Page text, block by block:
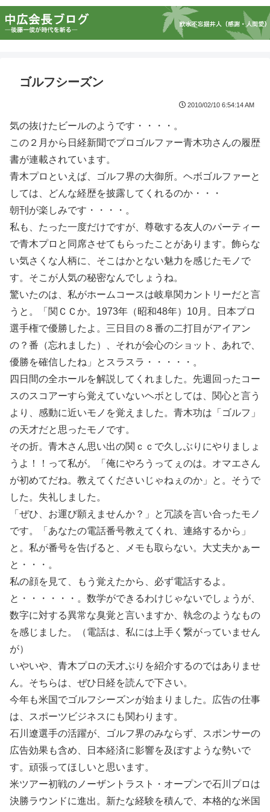
ゴルフシーズン
2010/02/10 6:54:14 AM
気の抜けたビールのようです・・・・。
この２月から日経新聞でプロゴルファー青木功さんの履歴
書が連載されています。
青木プロといえば、ゴルフ界の大御所。ヘボゴルファーと
しては、どんな経歴を披露してくれるのか・・・
朝刊が楽しみです・・・・。
私も、たった一度だけですが、尊敬する友人のパーティー
で青木プロと同席させてもらったことがあります。飾らな
い気さくな人柄に、そこはかとない魅力を感じたモノで
す。そこが人気の秘密なんでしょうね。
驚いたのは、私がホームコースは岐阜関カントリーだと言
うと。「関ＣＣか。1973年（昭和48年）10月。日本プロ
選手権で優勝したよ。三日目の８番の二打目がアイアン
の？番（忘れました）、それが会心のショット、あれで、
優勝を確信したね」とスラスラ・・・・・。
四日間の全ホールを解説してくれました。先週回ったコー
スのスコアーすら覚えていないヘボとしては、関心と言う
より、感動に近いモノを覚えました。青木功は「ゴルフ」
の天才だと思ったモノです。
その折。青木さん思い出の関ｃｃで久しぶりにやりましょ
うよ！！って私が。「俺にやろうってぇのは。オマエさん
が初めてだね。教えてくださいじゃねぇのか」と。そうで
した。失礼しました。
「ぜひ、お運び願えませんか？」と冗談を言い合ったモノ
です。「あなたの電話番号教えてくれ、連絡するから」
と。私が番号を告げると、メモも取らない。大丈夫かぁー
と・・・。
私の顔を見て、もう覚えたから、必ず電話するよ。
と・・・・・・。数学ができるわけじゃないでしょうが、
数字に対する異常な臭覚と言いますか、執念のようなもの
を感じました。（電話は、私には上手く繋がっていません
が）
いやいや、青木プロの天才ぶりを紹介するのではありませ
ん。そちらは、ぜひ日経を読んで下さい。
今年も米国でゴルフシーズンが始まりました。広告の仕事
は、スポーツビジネスにも関わります。
石川遼選手の活躍が、ゴルフ界のみならず、スポンサーの
広告効果も含め、日本経済に影響を及ぼすような勢いで
す。頑張ってほしいと思います。
米ツアー初戦のノーザントラスト・オープンで石川プロは
決勝ラウンドに進出。新たな経験を積んで、本格的な米国